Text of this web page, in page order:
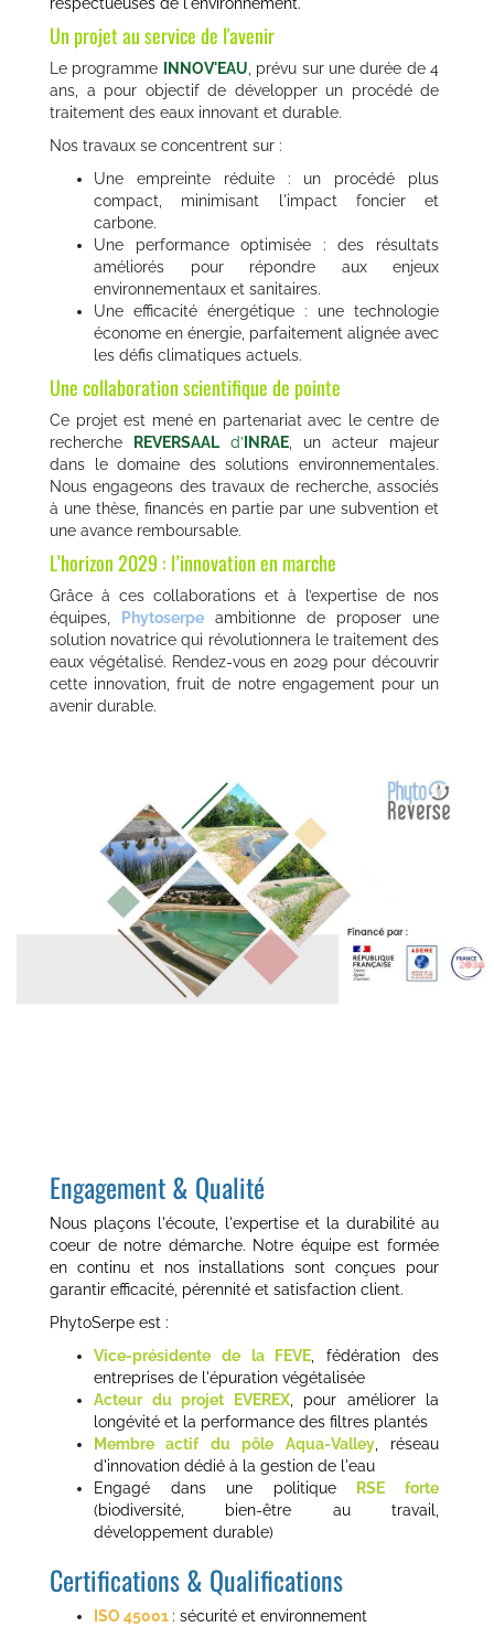
Un projet au service de l'avenir
Le programme INNOV'EAU , prévu sur une durée de 4
ans, a pour objectif de développer un procédé de
traitement des eaux innovant et durable.
Nos travaux se concentrent sur :
Une empreinte réduite : un procédé plus
compact, minimisant l'impact foncier et
carbone.
Une performance optimisée : des résultats
améliorés pour répondre aux enjeux
environnementaux et sanitaires.
Une efficacité énergétique : une technologie
économe en énergie, parfaitement alignée avec
les défis climatiques actuels.
Une collaboration scientifique de pointe
Ce projet est mené en partenariat avec le centre de
recherche
REVERSAAL d’ INRAE , un acteur majeur
dans le domaine des solutions environnementales.
Nous engageons des travaux de recherche, associés
à une thèse, financés en partie par une subvention et
une avance remboursable.
L’horizon 2029 : l’innovation en marche
Grâce à ces collaborations et à l’expertise de nos
équipes,
Phytoserpe
ambitionne de proposer une
solution novatrice qui révolutionnera le traitement des
eaux végétalisé. Rendez-vous en 2029 pour découvrir
cette innovation, fruit de notre engagement pour un
avenir durable.
Engagement & Qualité
Nous plaçons l'écoute, l'expertise et la durabilité au
coeur de notre démarche. Notre équipe est formée
en continu et nos installations sont conçues pour
garantir efficacité, pérennité et satisfaction client.
PhytoSerpe est :
Vice-présidente de la FEVE , fédération des
entreprises de l'épuration végétalisée
Acteur du projet EVEREX, pour améliorer la
longévité et la performance des filtres plantés
Membre actif du pôle Aqua-Valley, réseau
d'innovation dédié à la gestion de l'eau
Engagé dans une politique
RSE forte
(biodiversité, bien-être au travail,
développement durable)
Certifications & Qualifications
ISO 45001: sécurité et environnement